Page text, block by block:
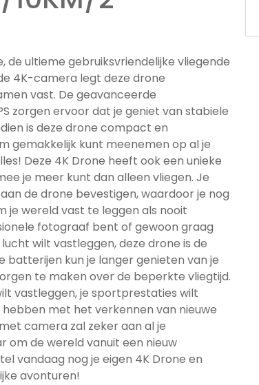
de ultieme gebruiksvriendelijke vliegende
4K-camera legt deze drone
vast. De geavanceerde
zorgen ervoor dat je geniet van stabiele
is deze drone compact en
gemakkelijk kunt meenemen op al je
Deze 4K Drone heeft ook een unieke
je meer kunt dan alleen vliegen. Je
de drone bevestigen, waardoor je nog
je wereld vast te leggen als nooit
fotograaf bent of gewoon graag
wilt vastleggen, deze drone is de
kun je langer genieten van je
te maken over de beperkte vliegtijd.
vastleggen, je sportprestaties wilt
met het verkennen van nieuwe
camera zal zeker aan al je
om de wereld vanuit een nieuw
vandaag nog je eigen 4K Drone en
avonturen!